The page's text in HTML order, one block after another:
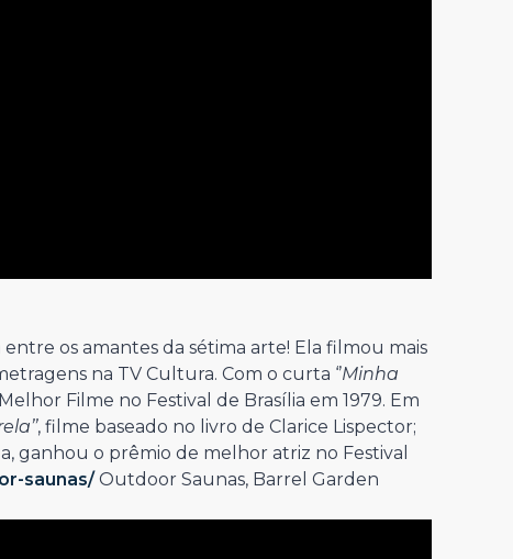
os amantes da sétima arte! Ela filmou mais
na TV Cultura. Com o curta ‘’Minha
Filme no Festival de Brasília em 1979. Em
, filme baseado no livro de Clarice Lispector;
ganhou o prêmio de melhor atriz no Festival
saunas/ Outdoor Saunas, Barrel Garden